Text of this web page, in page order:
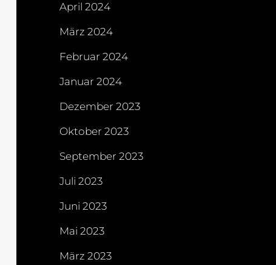
April 2024
März 2024
Februar 2024
Januar 2024
Dezember 2023
Oktober 2023
September 2023
Juli 2023
Juni 2023
Mai 2023
März 2023